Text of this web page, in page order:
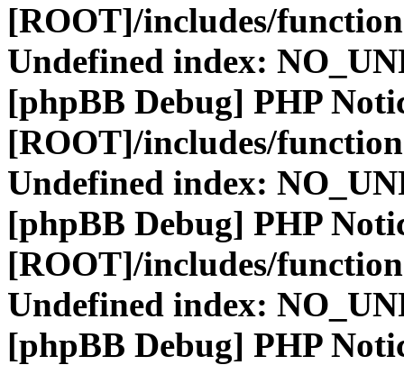
[ROOT]/includes/
Undefined index:
[phpBB Debug] PHP
[ROOT]/includes/
Undefined index:
[phpBB Debug] PHP
[ROOT]/includes/
Undefined index:
[phpBB Debug] PHP